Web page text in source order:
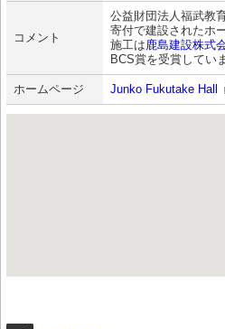
コメント
公益財団法人福武教
寄付で建設されたホー
施工は鹿島建設株式
BCS賞を受賞してい
ホームページ Junko Fukutake Hall